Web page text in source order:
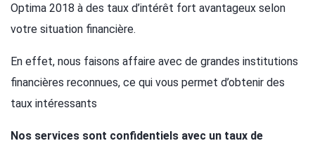
Optima 2018 à des taux d’intérêt fort avantageux selon
votre situation financière.
En effet, nous faisons affaire avec de grandes institutions
financières reconnues, ce qui vous permet d’obtenir des
taux intéressants
Nos services sont confidentiels avec un taux de